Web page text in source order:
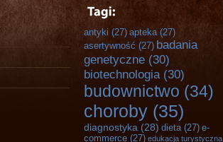
antyki (27) apteka(27)
asertywność (27) badania
genetyczne (30)
biotechnologia(30)
budownictwo (34)
choroby (35)
diagnostyka (28) dieta(27) e-
commerce (27) edukacja turystyczna